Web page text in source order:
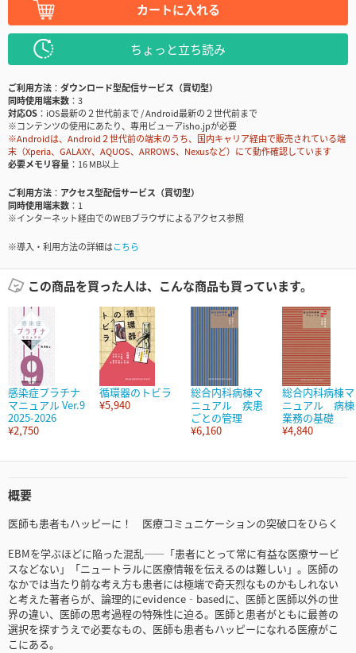
カートに入れる
ちょっと立ち読み
ご利用方法
ダウンロード型配信サービス（買切型）
同時使用端末数
3
対応OS
iOS最新の２世代前まで / Android最新の２世代前まで
※コンテンツの使用にあたり、専用ビューアisho.jpが必要
※Androidは、Android２世代前の端末のうち、国内キャリア経由で販売されている端
末（Xperia、GALAXY、AQUOS、ARROWS、Nexusなど）にて動作確認しています
必要メモリ容量
16 MB以上
ご利用方法
アクセス型配信サービス（買切型）
同時使用端末数
1
※インターネット経由でのWEBブラウザによるアクセス参照
※導入・利用方法の詳細はこちら
この商品を買った人は、こんな商品も買っています。
感染症プラチナ
マニュアル Ver.9
2025-2026
¥2,750
循環器のトビラ
¥5,940
総合内科病棟マ
ニュアル 疾患
ごとの管理
¥6,160
総合内科病棟マ
ニュアル 病棟
業務の基礎
¥4,840
概要
医師も患者もハッピーに！ 医療コミュニケーションの突破口をひらく
EBMを学ぶほどに陥った混乱――「患者にとって常に有益な医療サービ
スなどない」「ニュートラルに医療情報を伝えるのは難しい」。医師の
なかでは当たり前な考え方も患者には極端で奇天烈なものかもしれない
と考えた著者らが、論理的にevidence‐basedに、医師と医師以外の世
界の違い、医師の思考過程の特殊性に迫る。医師と患者がともに最善の
選択を探すうえで必要なもの、医師も患者もハッピーになれる医療がこ
こにある。